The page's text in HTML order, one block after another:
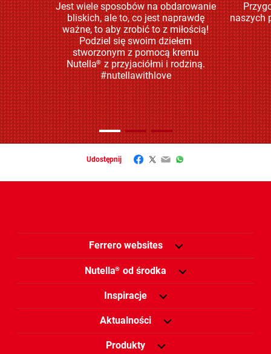
Jest wiele sposobów na obdarowanie
bliskich, ale to, co jest naprawdę
ważne, to aby zrobić to z miłością!
Podziel się swoim dziełem
stworzonym z pomocą kremu
Nutella®z przyjaciółmi i rodziną.
#nutellawithlove
naszych
Udostępnij Facebook
Twitter
EmailWhatsApp
Ferrero websites
Nutella® od środka
Inspiracje
Aktualności
Produkty